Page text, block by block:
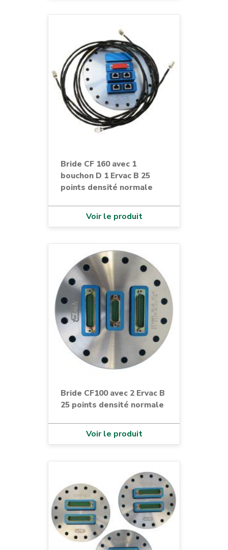
Bride CF 160 avec 1
bouchon D 1 Ervac B 25
points densité normale
Voir le produit
Bride CF100 avec 2 Ervac B
25 points densité normale
Voir le produit